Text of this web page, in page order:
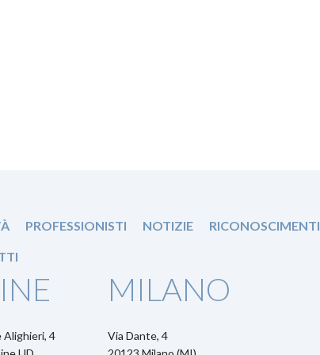
PROFESSIONISTI NOTIZIE RICONOSCIMENTI
Alighieri, 4
MILANO
Via Dante, 4